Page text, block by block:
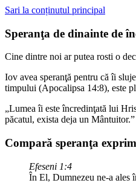
Sari la conținutul principal
Speranţa de dinainte de
Cine dintre noi ar putea rosti o
Iov avea speranţă pentru că îi
timpului (Apocalipsa 14:8), este
„Lumea îi este încredinţată lui
păcatul, exista deja un
Compară speranţa
Efeseni 1:4
În El, Dumnezeu ne-a ales